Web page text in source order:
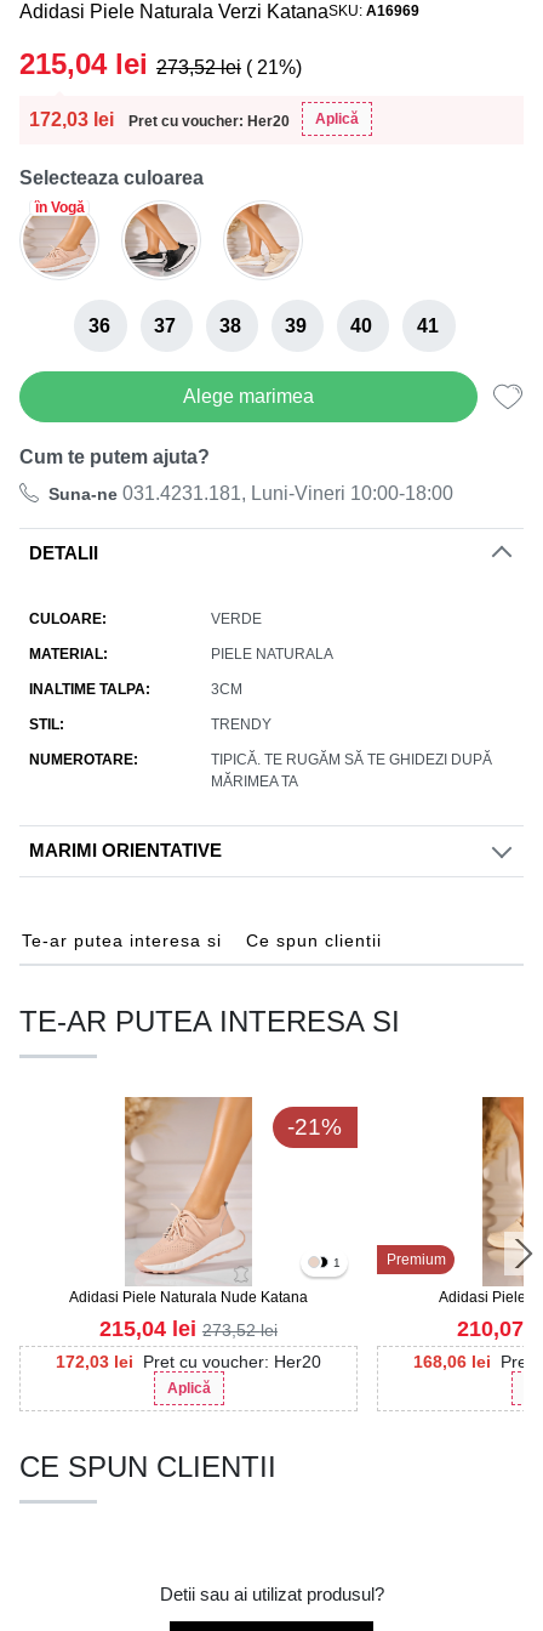
Adidasi Piele Naturala Verzi KatanaSKU A16969
172,03 lei Pret cu voucher: Her20 Aplică
215,04 lei 273,52lei ( 21%)
Selecteaza culoarea
în Vogă
36 37 38 39 40 41
Alege marimea
Cum te putem ajuta?
Suna-ne 031.4231.181, Luni-Vineri 10:00-18:00
DETALII
CULOARE VERDE
MATERIAL PIELE NATURALA
INALTIME TALPA 3CM
STIL TRENDY
NUMEROTARE
TIPICĂ. TE RUGĂM SĂ TE GHIDEZI DUPĂ
MĂRIMEA TA
MARIMI ORIENTATIVE
Te-ar putea interesa si Ce spun clientii
TE-AR PUTEA INTERESA SI
-21%
1
Adidasi Piele Naturala Nude Katana
172,03 lei Pret cu voucher: Her20
Aplică
215,04 lei 273,52lei
Premium
Adidasi Piele
168,06 lei Pret
210,07
CE SPUN CLIENTII
Detii sau ai utilizat produsul?